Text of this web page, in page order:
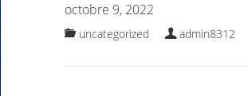
octobre 9, 2022
uncategorized admin8312